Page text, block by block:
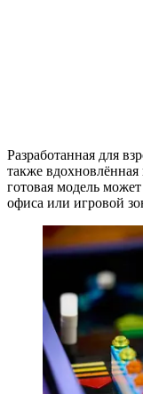
Разработанная для
также
готовая модель
офиса или игровой